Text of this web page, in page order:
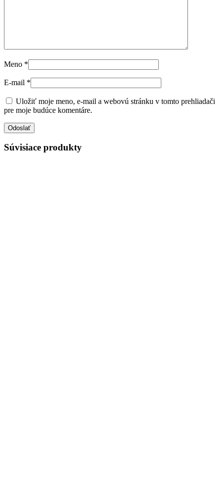
Meno *
E-mail *
Uložiť moje meno, e-mail a webovú stránku v tomto prehliadači
pre moje budúce komentáre.
Súvisiace produkty